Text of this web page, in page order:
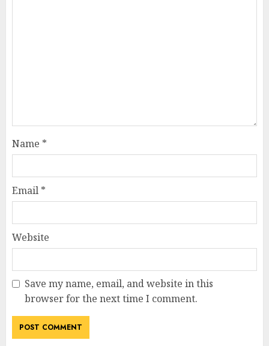
Name *
Email *
Website
Save my name, email, and website in this
browser for the next time I comment.